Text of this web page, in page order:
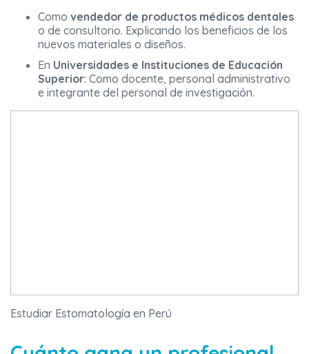
Como vendedor de productos médicos dentales
o de consultorio. Explicando los beneficios de los
nuevos materiales o diseños.
En Universidades e Instituciones de Educación
Superior: Como docente, personal administrativo
e integrante del personal de investigación.
Estudiar Estomatología en Perú